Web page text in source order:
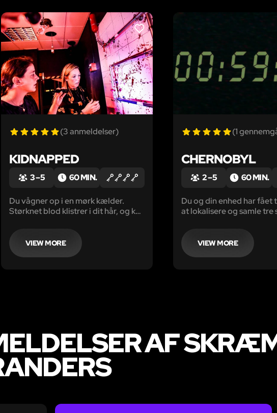
LIKE
(3 anmeldelser)
KIDNAPPED
3 – 5 60 MIN.
Du vågner op i en mørk kælder.
Størknet blod klistrer i dit hår, og kun
kælderlokale. Du forsøger at tage et
skridt ud i rummet, men opdager at
din højre hånd er fastholdt af
VIEW MORE
(1
CHERNOBYL
2 – 5 60 MIN.
Du og din enhed har fået
at lokalisere og samle tre
testcenter nær
VIEW MORE
AF